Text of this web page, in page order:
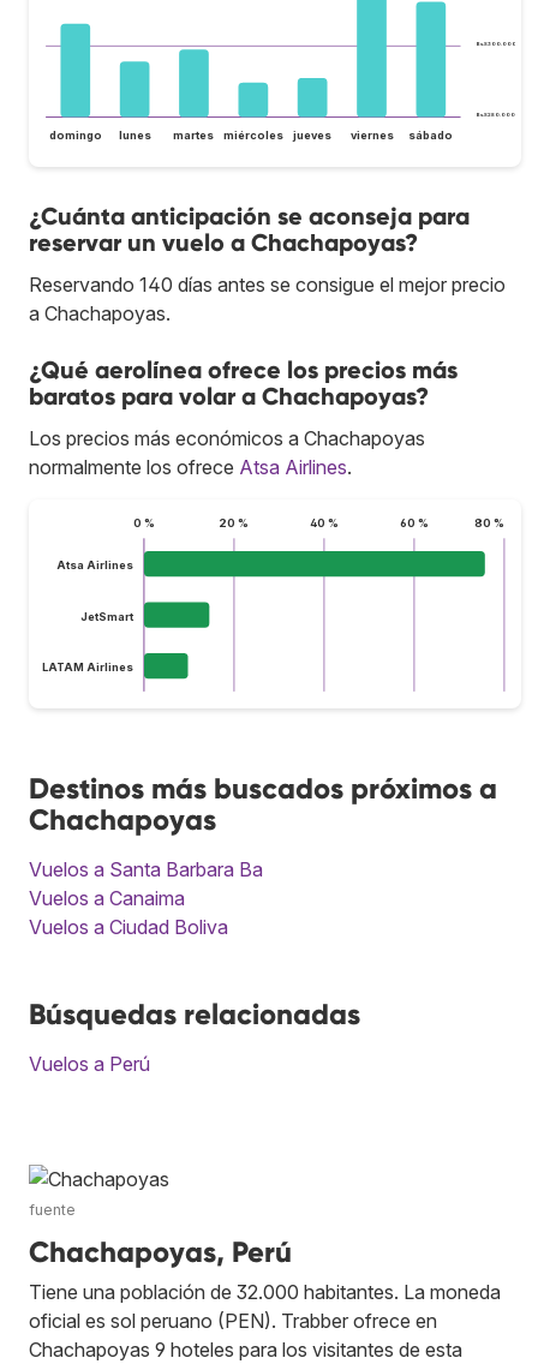
Bs.S280.000
Bs.S300.000
domingo lunes martes miércoles jueves viernes sábado
¿Cuánta anticipación se aconseja para
reservar un vuelo a Chachapoyas?
Reservando 140 días antes se consigue el mejor precio
a Chachapoyas.
¿Qué aerolínea ofrece los precios más
baratos para volar a Chachapoyas?
Los precios más económicos a Chachapoyas
normalmente los ofrece Atsa Airlines.
0 % 20 % 40 % 60 % 80 %
Atsa Airlines
JetSmart
LATAM Airlines
Destinos más buscados próximos a
Chachapoyas
Vuelos a Santa Barbara Ba
Vuelos a Canaima
Vuelos a Ciudad Boliva
Búsquedas relacionadas
Vuelos a Perú
fuente
Chachapoyas, Perú
Tiene una población de 32.000 habitantes. La moneda
oficial es sol peruano (PEN). Trabber ofrece en
Chachapoyas 9 hoteles para los visitantes de esta